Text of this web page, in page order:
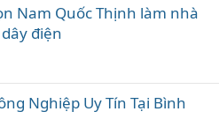
Nam Quốc Thịnh làm nhà
điện
Nghiệp Uy Tín Tại Bình